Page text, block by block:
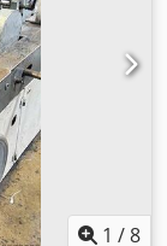
1 /8